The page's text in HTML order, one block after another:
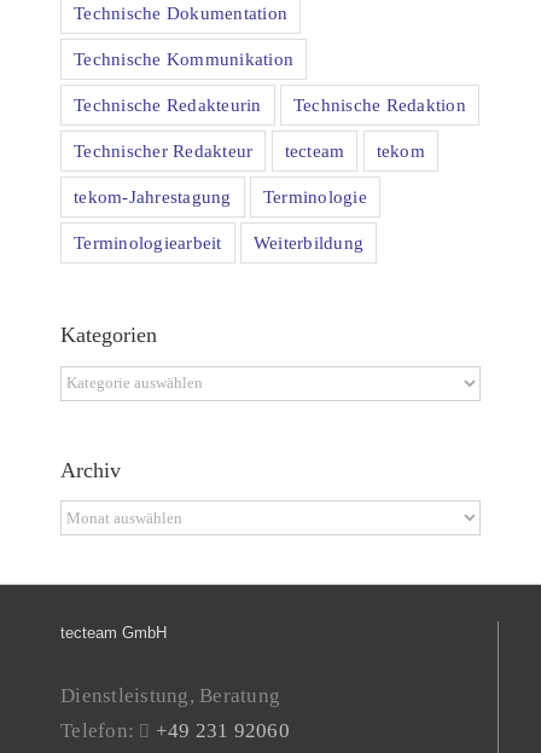
Technische Dokumentation
Technische Kommunikation
Technische Redakteurin Technische Redaktion
Technischer Redakteur tecteam tekom
tekom-Jahrestagung Terminologie
Terminologiearbeit Weiterbildung
Kategorien
Kategorien
Archiv
Archiv
tecteam GmbH
Dienstleistung, Beratung
Telefon:
+49 231 92060